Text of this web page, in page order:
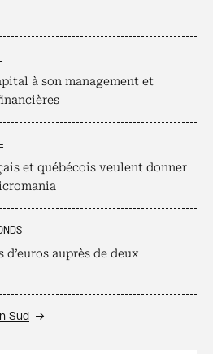
à son management et
et québécois veulent donner
auprès de deux
Sud